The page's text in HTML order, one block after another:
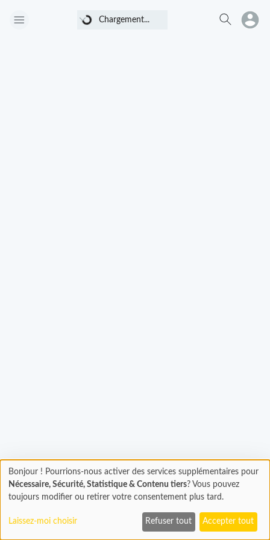
Chargement...
Chargement
En cours...
Bonjour ! Pourrions-nous activer des services supplémentaires pour
Nécessaire, Sécurité, Statistique & Contenu tiers? Vous pouvez
toujours modifier ou retirer votre consentement plus tard.
Laissez-moi choisir Refuser tout Accepter tout